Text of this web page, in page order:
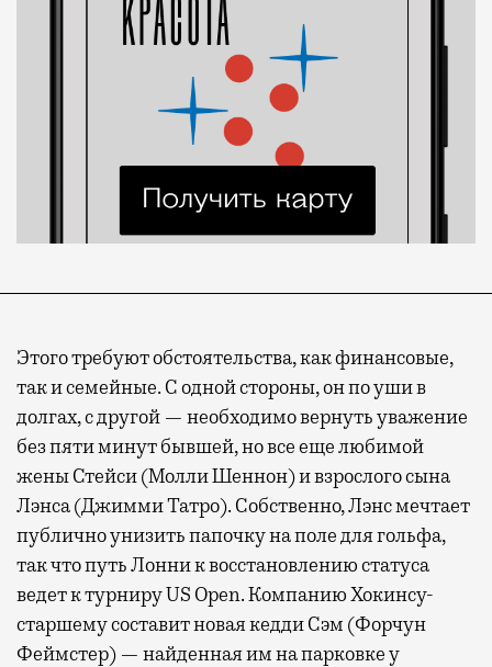
Этого требуют обстоятельства, как финансовые,
так и семейные. С одной стороны, он по уши в
долгах, с другой — необходимо вернуть уважение
без пяти минут бывшей, но все еще любимой
жены Стейси (Молли Шеннон) и взрослого сына
Лэнса (Джимми Татро). Собственно, Лэнс мечтает
публично унизить папочку на поле для гольфа,
так что путь Лонни к восстановлению статуса
ведет к турниру US Open. Компанию Хокинсу-
старшему составит новая кедди Сэм (Форчун
Феймстер) — найденная им на парковке у